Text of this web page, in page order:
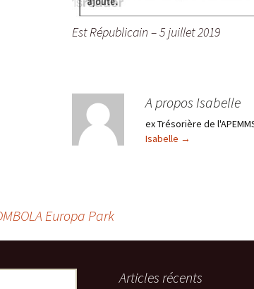
Est Républicain – 5 juillet 2019
A propos Isabelle
ex Trésorière de
Isabelle →
Europa Park
Articles récents